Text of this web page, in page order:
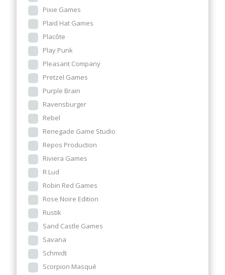
Pixie Games
Plaid Hat Games
Placôte
Play Punk
Pleasant Company
Pretzel Games
Purple Brain
Ravensburger
Rebel
Renegade Game Studio
Repos Production
Riviera Games
R Lud
Robin Red Games
Rose Noire Edition
Rustik
Sand Castle Games
Savana
Schmidt
Scorpion Masqué